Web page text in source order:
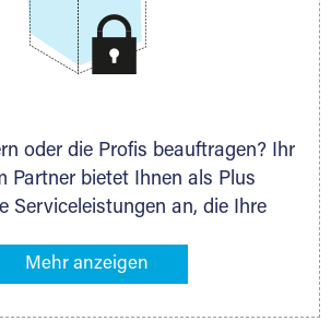
oder die Profis beauftragen? Ihr
Partner bietet Ihnen als Plus
Serviceleistungen an, die Ihre
Lieferung von
bei Ihrem Extraraum Partner